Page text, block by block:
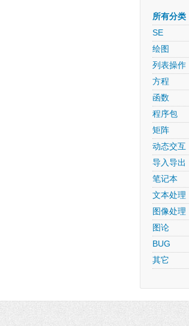
所有分类
SE
绘图
列表操作
方程
函数
程序包
矩阵
动态交互
导入导出
笔记本
文本处理
图像处理
图论
BUG
其它